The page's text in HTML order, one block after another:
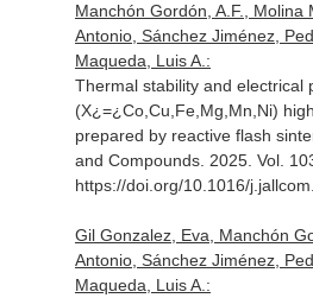
Manchón Gordón, A.F., Molina
Antonio, Sánchez Jiménez,
Maqueda, Luis A.:
Thermal stability and electrical
(X¿=¿Co,Cu,Fe,Mg,Mn,Ni)
prepared by reactive flash
and Compounds. 2025. Vol.
https://doi.org/10.1016/
Gil Gonzalez, Eva, Manchón
Antonio, Sánchez Jiménez,
Maqueda, Luis A.: